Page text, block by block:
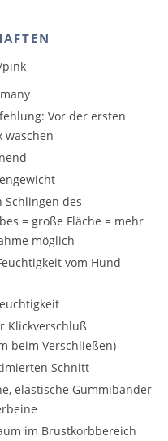
pink
Vor der ersten
waschen
Schlingen des
= große Fläche = mehr
möglich
vom Hund
Klickverschluß
beim Verschließen)
Schnitt
elastische Gummibänder
im Brustkorbbereich